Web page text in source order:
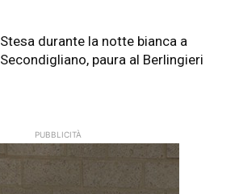
Stesa durante la notte bianca a
Secondigliano, paura al Berlingieri
PUBBLICITÀ